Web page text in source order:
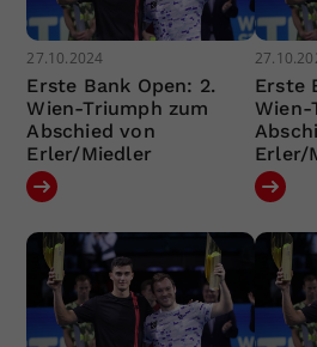
27.10.2024
Erste Bank Open: 2.
Wien-Triumph zum
Abschied von
Erler/Miedler
Erste
Wien-
Erler/